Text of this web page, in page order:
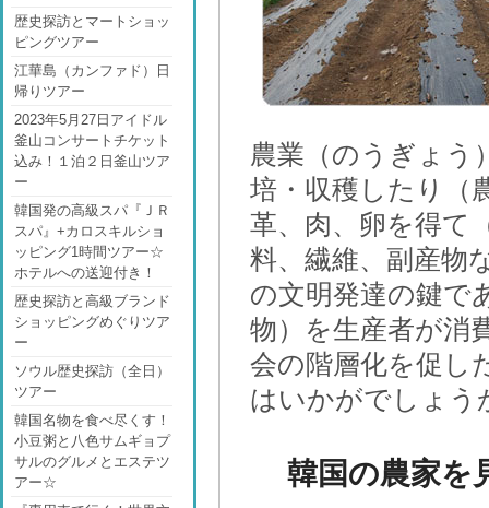
歴史探訪とマートショッ
ピングツアー
江華島（カンファド）日
帰りツアー
2023年5月27日アイドル
釜山コンサートチケット
込み！１泊２日釜山ツア
ー
韓国発の高級スパ『ＪＲ
スパ』+カロスキルショ
ッピング1時間ツアー☆
ホテルへの送迎付き！
歴史探訪と高級ブランド
ショッピングめぐりツア
ー
ソウル歴史探訪（全日）
ツアー
韓国名物を食べ尽くす！
小豆粥と八色サムギョプ
サルのグルメとエステツ
アー☆
農業（のうぎょう
培・収穫したり（
革、肉、卵を得て
料、繊維、副産物
の文明発達の鍵で
物）を生産者が消
会の階層化を促し
はいかがでしょう
韓国の農家を